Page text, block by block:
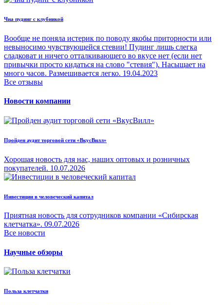
Чиа пудинг с клубникой
Вообще не поняла истерик по поводу якобы приторности или
невыносимо чувствующейся стевии! Пудинг лишь слегка
сладковат и ничего отталкивающего во вкусе нет (если нет
привычки просто кидаться на слово "стевия"). Насыщает на
много часов. Размешивается легко. 19.04.2023
Все отзывы
Новости компании
Пройден аудит торговой сети «ВкусВилл»
Хорошая новость для нас, наших оптовых и розничных
покупателей. 10.07.2026
Инвестиции в человеческий капитал
Приятная новость для сотрудников компании «Сибирская
клетчатка». 09.07.2026
Все новости
Научные обзоры
Польза клетчатки